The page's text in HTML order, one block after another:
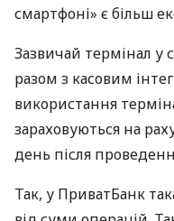
смартфоні» є більш
Зазвичай термінал у
разом з касовим
використання
зараховуються на
день після
Так, у ПриватБанк